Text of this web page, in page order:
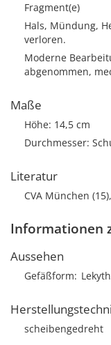
Fragment(e)
Hals, Mündung,
verloren.
Moderne
abgenommen,
Maße
Höhe: 14,5 cm
Durchmesser:
Literatur
CVA München
Informationen
Aussehen
Gefäßform
scheibengedreht